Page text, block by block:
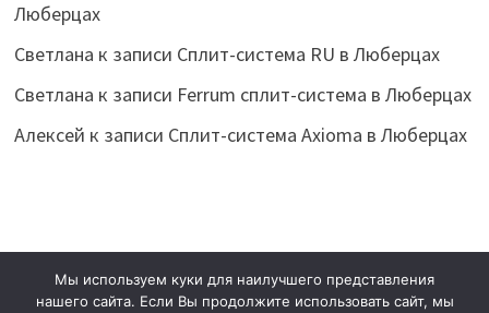
Люберцах
Светлана к записи Сплит-система RU в Люберцах
Светлана к записи Ferrum сплит-система в Люберцах
Алексей к записи Сплит-система Axioma в Люберцах
Акция!Категории ТегиАттрибутыПроизводители
Мы используем куки для наилучшего представления
нашего сайта. Если Вы продолжите использовать сайт, мы